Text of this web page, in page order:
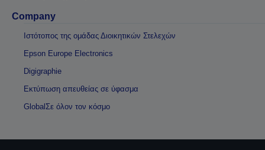
Company
Ιστότοπος της ομάδας Διοικητικών Στελεχών
Epson Europe Electronics
Digigraphie
Εκτύπωση απευθείας σε ύφασμα
GlobalΣε όλον τον κόσμο